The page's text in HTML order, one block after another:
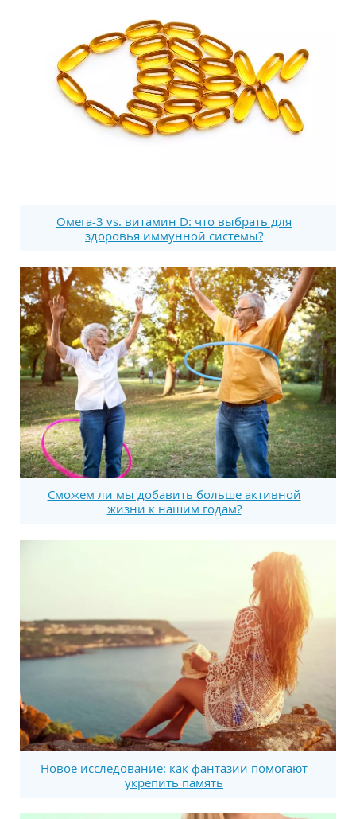
Омега-3 vs. витамин D: что выбрать для
здоровья иммунной системы?
Сможем ли мы добавить больше активной
жизни к нашим годам?
Новое исследование: как фантазии помогают
укрепить память